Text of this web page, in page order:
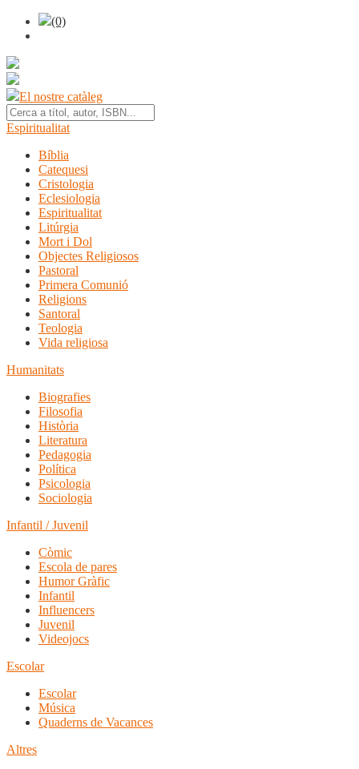
(0)
El nostre catàleg
Espiritualitat
Bíblia
Catequesi
Cristologia
Eclesiologia
Espiritualitat
Litúrgia
Mort i Dol
Objectes Religiosos
Pastoral
Primera Comunió
Religions
Santoral
Teologia
Vida religiosa
Humanitats
Biografies
Filosofia
Història
Literatura
Pedagogia
Política
Psicologia
Sociologia
Infantil / Juvenil
Còmic
Escola de pares
Humor Gràfic
Infantil
Influencers
Juvenil
Videojocs
Escolar
Escolar
Música
Quaderns de Vacances
Altres